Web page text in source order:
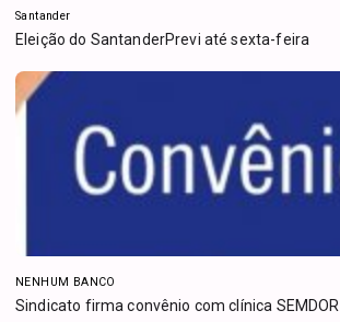
Santander
Eleição do SantanderPrevi até sexta-feira
NENHUM BANCO
Sindicato firma convênio com clínica SEMDOR